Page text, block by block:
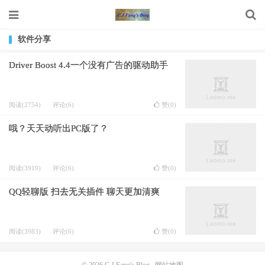
软件分享
Driver Boost 4.4一个没有广告的驱动助手
阅读(2754) 评论(6) 赞(0)
哦？天天动听出PC版了？
阅读(3919) 评论(6) 赞(0)
QQ轻聊版 扫去无关插件 聊天更加清爽
阅读(3983) 评论(6) 赞(0)